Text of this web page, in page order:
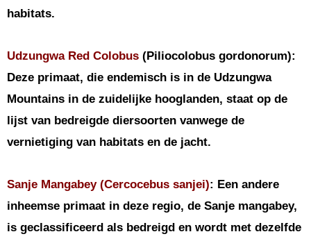
habitats.
Udzungwa Red Colobus (Piliocolobus gordonorum):
Deze primaat, die endemisch is in de Udzungwa
Mountains in de zuidelijke hooglanden, staat op de
lijst van bedreigde diersoorten vanwege de
vernietiging van habitats en de jacht.
Sanje Mangabey (Cercocebus sanjei): Een andere
inheemse primaat in deze regio, de Sanje mangabey,
is geclassificeerd als bedreigd en wordt met dezelfde